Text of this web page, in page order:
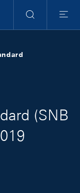
Suche
Menu
(SNB